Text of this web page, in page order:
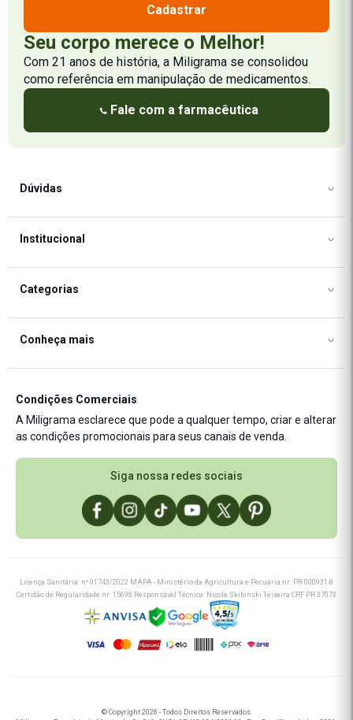
Cadastrar
Seu corpo merece o Melhor!
Com 21 anos de história, a Miligrama se consolidou
como referência em manipulação de medicamentos.
Fale com a farmacêutica
Dúvidas
Política de Privacidade
Segurança
Trocas e Devoluções
Institucional
Termos de Uso
Blog Miligrama
Categorias
Fórmulas Exclusivas
Nutrição
Saúde
Conheça mais
Novidades P&D
Cashback
Condições Comerciais
A Miligrama esclarece que pode a qualquer tempo, criar e alterar
as condições promocionais para seus canais de venda.
Siga nossa redes sociais
Licença Sanitária: nº 01743/2022 MAPA - Ministério da Agricultura e Pecuária nr: PR 000931-8
Certidão de Regularidade nr: 15698 Responsável Técnica: Nicole Skibinski Teixeira CRF PR 37073
© Copyright 2026 - Todos Direitos Reservados.